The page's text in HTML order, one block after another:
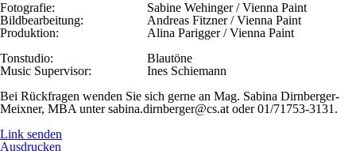
Fotografie:
Sabine Wehinger / Vienna Paint
Bildbearbeitung:
Andreas Fitzner / Vienna Paint
Produktion:
Alina Parigger / Vienna Paint
Tonstudio:
Blautöne
Music Supervisor:
Ines Schiemann
Bei Rückfragen wenden Sie sich gerne an Mag. Sabina Dirnberger-
Meixner, MBA unter sabina.dirnberger@cs.at oder 01/71753-3131.
Link senden
Ausdrucken